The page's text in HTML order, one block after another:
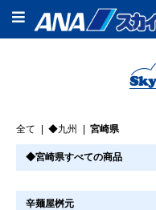
全て | ◆九州 | 宮崎県
◆宮崎県すべての商品
辛麺屋桝元